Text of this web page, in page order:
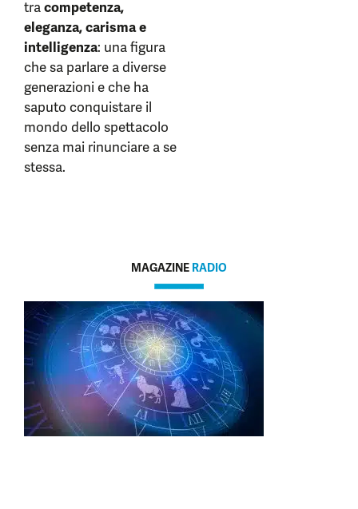
tracompetenza,
eleganza, carisma e
intelligenza: una figura
che sa parlare a diverse
generazioni e che ha
saputo conquistare il
mondo dello spettacolo
senza mai rinunciare a se
stessa.
MAGAZINE RADIO